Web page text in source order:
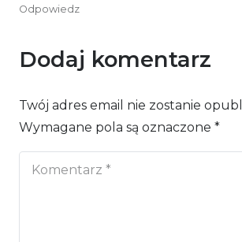
Odpowiedz
Dodaj komentarz
Twój adres email nie zostanie
Wymagane pola są oznaczone *